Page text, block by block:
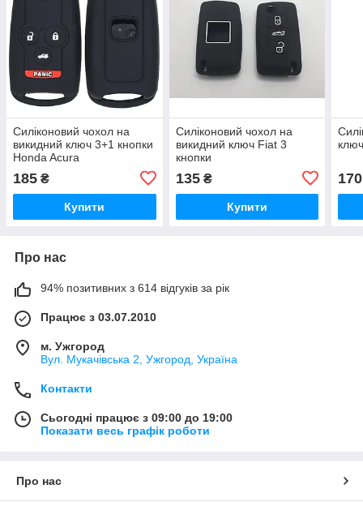
Силіконовий чохол на
викидний ключ 3+1 кнопки
Honda Acura
185 ₴
Купити
Силіконовий чохол на
викидний ключ Fiat 3
кнопки
135₴
Купити
170
Про нас
94% позитивних з 614 відгуків за рік
Працює з 03.07.2010
м. Ужгород
Вул. Мукачівська 2, Ужгород, Україна
Контакти
Сьогодні працює з 09:00 до 19:00
Показати весь графік роботи
Про нас